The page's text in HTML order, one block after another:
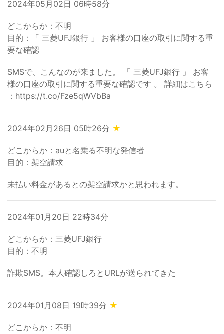
2024年05月02日 06時58分
どこからか：不明
目的：「 三菱UFJ銀行 」 お客様の口座の取引に関する重
要な確認
SMSで、こんなのが来ました。 「 三菱UFJ銀行 」 お客
様の口座の取引に関する重要な確認です 。 詳細はこちら
：https://t.co/Fze5qWVbBa
2024年02月26日 05時26分 ★
どこからか：auと名乗る不明な発信者
目的：架空請求
未払い料金があるとの架空請求かと思われます。
2024年01月20日 22時34分
どこからか：三菱UFJ銀行
目的：不明
詐欺SMS。本人確認しろとURLが送られてきた
2024年01月08日 19時39分 ★
どこからか：不明